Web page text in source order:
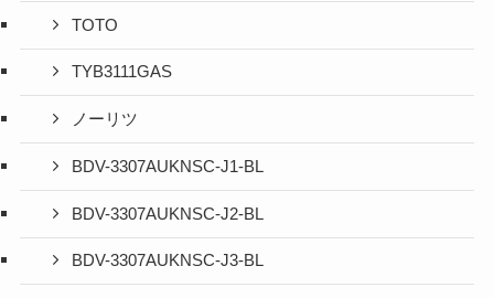
TOTO
TYB3111GAS
ノーリツ
BDV-3307AUKNSC-J1-BL
BDV-3307AUKNSC-J2-BL
BDV-3307AUKNSC-J3-BL